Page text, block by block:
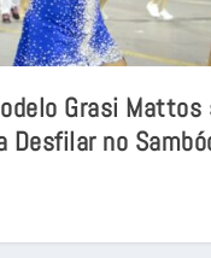
Grasi Mattos
Desfilar no